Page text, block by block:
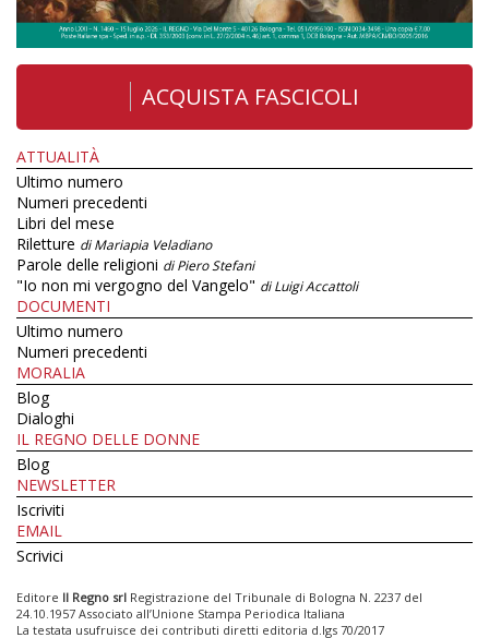
ACQUISTA FASCICOLI
ATTUALITÀ
Ultimo numero
Numeri precedenti
Libri del mese
Riletture di Mariapia Veladiano
Parole delle religioni di Piero Stefani
"Io non mi vergogno del Vangelo" di Luigi Accattoli
DOCUMENTI
Ultimo numero
Numeri precedenti
MORALIA
Blog
Dialoghi
IL REGNO DELLE DONNE
Blog
NEWSLETTER
Iscriviti
EMAIL
Scrivici
Editore Il Regno srl Registrazione del Tribunale di Bologna N. 2237 del
24.10.1957 Associato all’Unione Stampa Periodica Italiana
La testata usufruisce dei contributi diretti editoria d.lgs 70/2017